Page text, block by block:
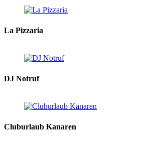
La Pizzaria
DJ Notruf
Cluburlaub Kanaren